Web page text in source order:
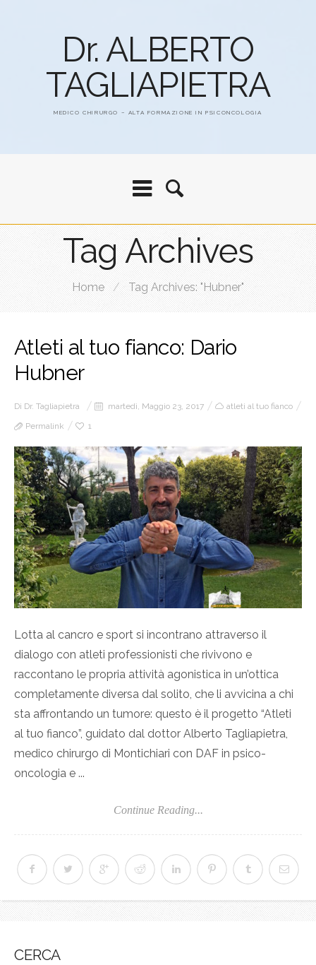
Dr. ALBERTO
TAGLIAPIETRA
MEDICO CHIRURGO – ALTA FORMAZIONE IN PSICONCOLOGIA
Tag Archives
Home / Tag Archives: "Hubner"
Atleti al tuo fianco: Dario
Hubner
Di Dr. Tagliapietra martedì, Maggio 23, 2017
atleti al tuo fianco
Permalink
1
Lotta al cancro e sport si incontrano attraverso il
dialogo con atleti professionisti che rivivono e
raccontano le propria attività agonistica in un’ottica
completamente diversa dal solito, che li avvicina a chi
sta affrontando un tumore: questo è il progetto “Atleti
al tuo fianco”, guidato dal dottor Alberto Tagliapietra,
medico chirurgo di Montichiari con DAF in psico-
oncologia e ...
Continue Reading...
CERCA